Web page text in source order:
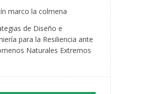
marco la colmena
de Diseño e
para la Resiliencia ante
Naturales Extremos